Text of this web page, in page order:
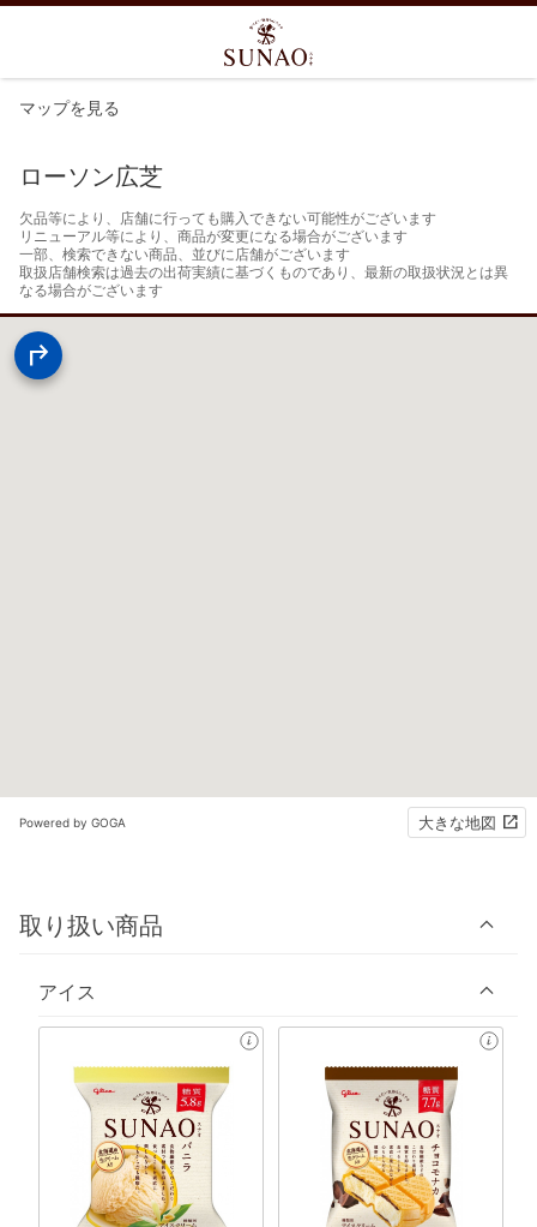
マップを見る
ローソン広芝
欠品等により、店舗に行っても購入できない可能性がございます
リニューアル等により、商品が変更になる場合がございます
一部、検索できない商品、並びに店舗がございます
取扱店舗検索は過去の出荷実績に基づくものであり、最新の取扱状況とは異
なる場合がございます
Powered by GOGA 大きな地図
取り扱い商品
アイス